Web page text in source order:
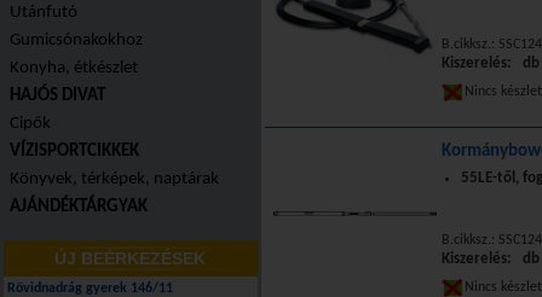
Utánfutó
Gumicsónakokhoz
Konyha, étkészlet
HAJÓS DIVAT
Cipők
VÍZISPORTCIKKEK
Könyvek, térképek, naptárak
AJÁNDÉKTÁRGYAK
ÚJ BEÉRKEZÉSEK
Rövidnadrág gyerek 146/11
B.cikksz.:
Kiszerelés: db
Nincs
55LE-től,
B.cikksz.:
Kiszerelés: db
Nincs